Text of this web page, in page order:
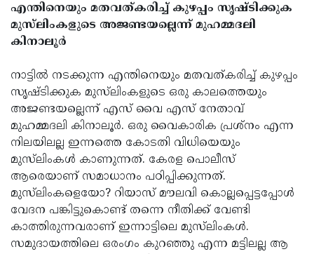
എന്തിനെയും മതവത്കരിച്ച് കുഴപ്പം സൃഷ്ടിക്കുക
മുസ്‌ലിംകളുടെ അജണ്ടയല്ലെന്ന് മുഹമ്മദലി
കിനാലൂർ
നാട്ടിൽ നടക്കുന്ന എന്തിനെയും മതവത്കരിച്ച് കുഴപ്പം
സൃഷ്ടിക്കുക മുസ്‌ലിംകളുടെ ഒരു കാലത്തെയും
അജണ്ടയല്ലെന്ന് എസ് വൈ എസ് നേതാവ്
മുഹമ്മദലി കിനാലൂർ. ഒരു വൈകാരിക പ്രശ്നം എന്ന
നിലയിലല്ല ഇന്നത്തെ കോടതി വിധിയെയും
മുസ്‌ലിംകൾ കാണുന്നത്. കേരള പൊലീസ്
ആരെയാണ് സമാധാനം പഠിപ്പിക്കുന്നത്.
മുസ്‌ലിംകളെയോ? റിയാസ് മൗലവി കൊല്ലപ്പെട്ടപ്പോൾ
വേദന പങ്കിട്ടുകൊണ്ട് തന്നെ നീതിക്ക് വേണ്ടി
കാത്തിരുന്നവരാണ് ഇന്നാട്ടിലെ മുസ്‌ലിംകൾ.
സമുദായത്തിലെ ഒരംഗം കുറഞ്ഞു എന്ന മട്ടിലല്ല ആ